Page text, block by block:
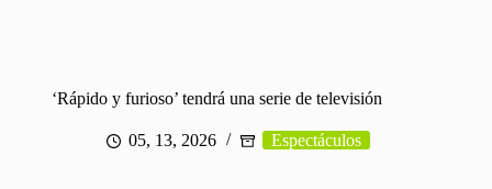
‘Rápido y furioso’ tendrá una serie de televisión
05, 13, 2026 Espectáculos